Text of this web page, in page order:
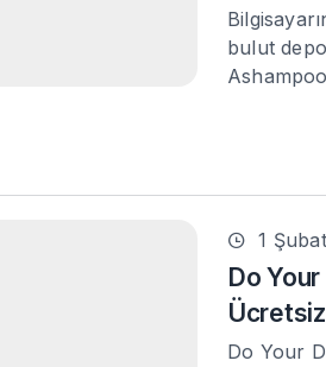
bulut
1
Do
Do Your